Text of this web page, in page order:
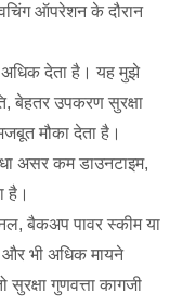
ऑपरेशन के दौरान
अधिक देता है। यह मुझे
बेहतर उपकरण सुरक्षा
मौका देता है।
असर कम डाउनटाइम,
है।
बैकअप पावर स्कीम या
भी अधिक मायने
गुणवत्ता कागजी